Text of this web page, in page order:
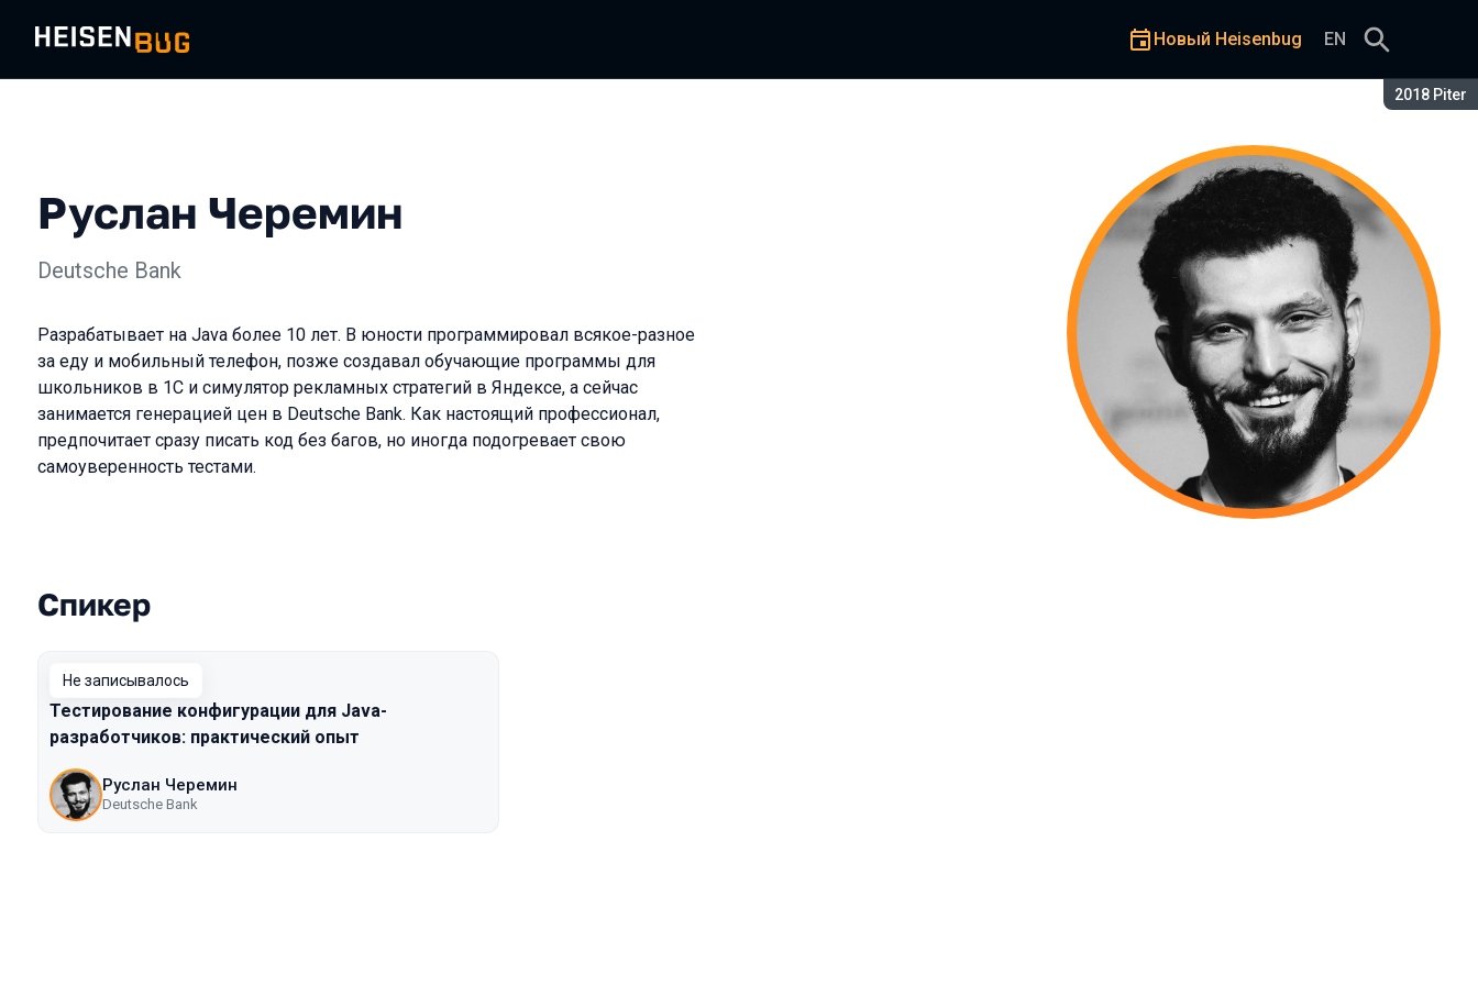
Сезон:
2018 Piter
Новый Heisenbug EN
Руслан Черемин
Deutsche Bank
Разрабатывает на Java более 10 лет. В юности программировал всякое-разное
за еду и мобильный телефон, позже создавал обучающие программы для
школьников в 1С и симулятор рекламных стратегий в Яндексе, а сейчас
занимается генерацией цен в Deutsche Bank. Как настоящий профессионал,
предпочитает сразу писать код без багов, но иногда подогревает свою
самоуверенность тестами.
Выступления в сезоне 2018 Piter
Спикер
Не записывалось
Тестирование конфигурации для Java-
разработчиков: практический опыт
Руслан Черемин
Deutsche Bank